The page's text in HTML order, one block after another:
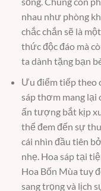
nhau như phòng
chắc chắn sẽ là
thức độc đáo mà
ta dành tặng bạn
Ưu điểm tiếp theo
sáp thơm mang lại
ấn tượng bắt kịp
thể đem đến sự
cái nhìn đầu tiên
nhẹ. Hoa sáp tại
Hoa Bốn Mùa tuy
sang trọng và lịch